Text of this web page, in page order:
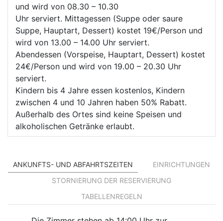
und wird von 08.30 – 10.30
Uhr serviert. Mittagessen (Suppe oder saure
Suppe, Hauptart, Dessert) kostet 19€/Person und
wird von 13.00 – 14.00 Uhr serviert.
Abendessen (Vorspeise, Hauptart, Dessert) kostet
24€/Person und wird von 19.00 – 20.30 Uhr
serviert.
Kindern bis 4 Jahre essen kostenlos, Kindern
zwischen 4 und 10 Jahren haben 50% Rabatt.
Außerhalb des Ortes sind keine Speisen und
alkoholischen Getränke erlaubt.
ANKUNFTS- UND ABFAHRTSZEITEN
EINRICHTUNGEN
STORNIERUNG DER RESERVIERUNG
TABELLENREGELN